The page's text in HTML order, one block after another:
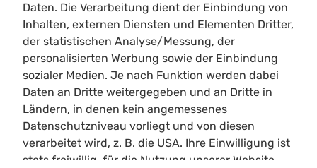
Limitloot
Roadmap
Kontakt
Kooperationen
Shortcuts
Heller/Dunkler Modus
Suchen
Cookie Einstellungen
Daten. Die Verarbeitung dient der Einbindung von
Inhalten, externen Diensten und Elementen Dritter,
der statistischen Analyse/Messung, der
personalisierten Werbung sowie der Einbindung
sozialer Medien. Je nach Funktion werden dabei
Daten an Dritte weitergegeben und an Dritte in
Ländern, in denen kein angemessenes
Datenschutzniveau vorliegt und von diesen
verarbeitet wird, z. B. die USA. Ihre Einwilligung ist
stets freiwillig, für die Nutzung unserer Website